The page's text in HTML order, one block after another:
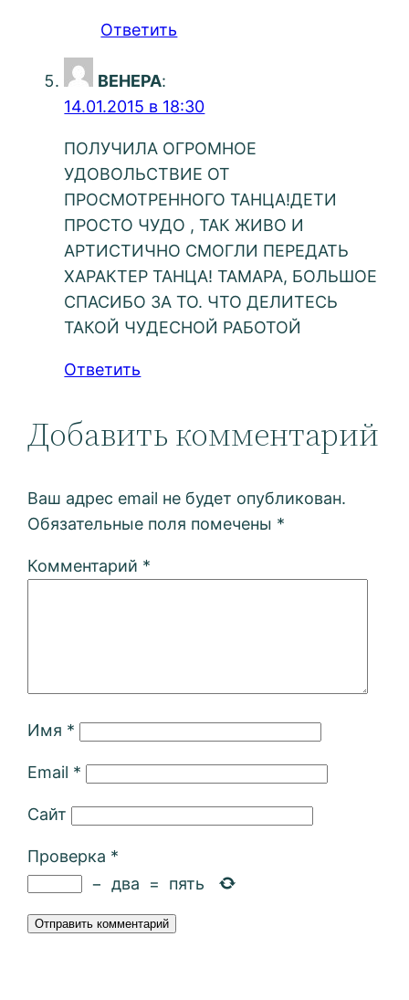
Ответить
ВЕНЕРА:
14.01.2015 в 18:30
ПОЛУЧИЛА ОГРОМНОЕ
УДОВОЛЬСТВИЕ ОТ
ПРОСМОТРЕННОГО ТАНЦА!ДЕТИ
ПРОСТО ЧУДО , ТАК ЖИВО И
АРТИСТИЧНО СМОГЛИ ПЕРЕДАТЬ
ХАРАКТЕР ТАНЦА! ТАМАРА, БОЛЬШОЕ
СПАСИБО ЗА ТО. ЧТО ДЕЛИТЕСЬ
ТАКОЙ ЧУДЕСНОЙ РАБОТОЙ
Ответить
Добавить комментарий
Ваш адрес email не будет опубликован.
Обязательные поля помечены *
Комментарий *
Имя *
Email *
Сайт
Проверка *
− два = пять